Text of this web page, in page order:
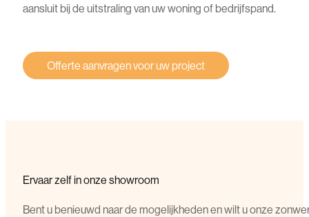
aansluit bij de uitstraling van uw woning of bedrijfspand.
Offerte aanvragen voor uw project
Ervaar zelf in onze showroom
Bent u benieuwd naar de mogelijkheden en wilt u onze